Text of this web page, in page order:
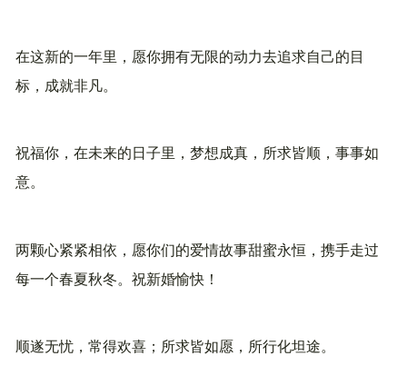
在这新的一年里，愿你拥有无限的动力去追求自己的目
标，成就非凡。
祝福你，在未来的日子里，梦想成真，所求皆顺，事事如
意。
两颗心紧紧相依，愿你们的爱情故事甜蜜永恒，携手走过
每一个春夏秋冬。祝新婚愉快！
顺遂无忧，常得欢喜；所求皆如愿，所行化坦途。